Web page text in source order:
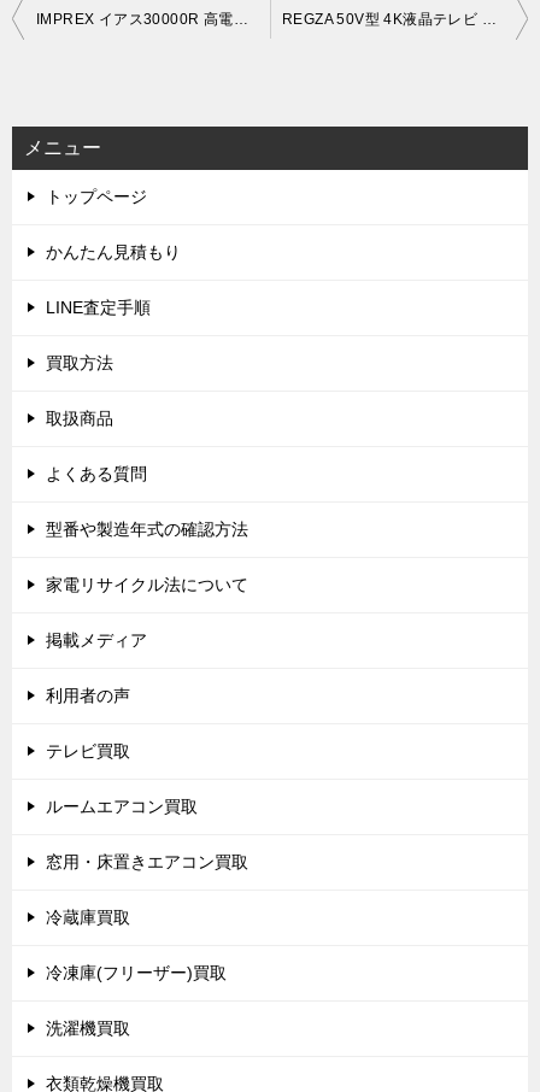
投
ビ
ゲ
ー
シ
メニュー
トップページ
かんたん見積もり
LINE査定手順
買取方法
取扱商品
よくある質問
型番や製造年式の確認方法
家電リサイクル法について
掲載メディア
利用者の声
テレビ買取
ルームエアコン買取
窓用・床置きエアコン買取
冷蔵庫買取
冷凍庫(フリーザー)買取
洗濯機買取
衣類乾燥機買取